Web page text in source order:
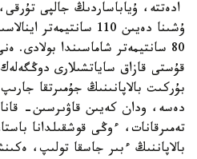
ادەتتە، ۇياباساردىڭ جالپى
ۇشىنا دەيىن 110
80 سانتيمەتر شاماسىندا
قۇستى قازاق ساياتشىلارى
بۇركىت بالاپانىنىڭ جۇمىرتقا
دەسە، ودان كەيىن قاۋىرسىن-
تەمىرقانات، ءوڭى قوشقىلدانا
بالاپاننىڭ ءبىر جاسقا تولىپ،